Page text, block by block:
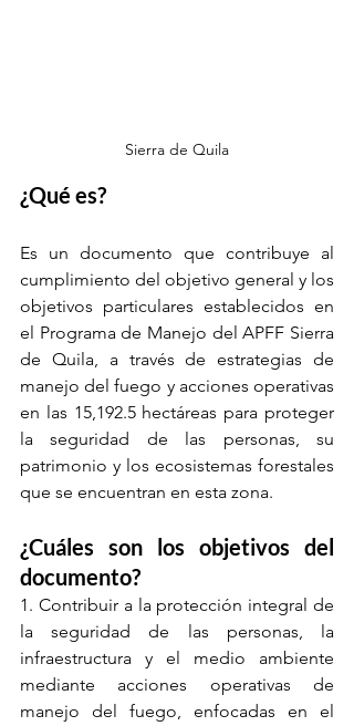
Sierra de Quila
¿Qué es?
Es un documento que contribuye al
cumplimiento del objetivo general y los
objetivos particulares establecidos en
el Programa de Manejo del APFF Sierra
de Quila, a través de estrategias de
manejo del fuego y acciones operativas
en las 15,192.5 hectáreas para proteger
la seguridad de las personas, su
patrimonio y los ecosistemas forestales
que se encuentran en esta zona.
¿Cuáles son los objetivos del
documento?
1. Contribuir a la protección integral de
la seguridad de las personas, la
infraestructura y el medio ambiente
mediante acciones operativas de
manejo del fuego, enfocadas en el